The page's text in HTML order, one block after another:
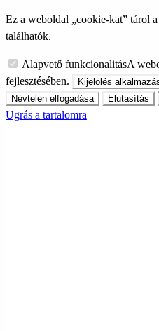
Ez a weboldal „cookie-kat” tárol
találhatók.
Alapvető funkcionalitásA
fejlesztésében.
Kijelölés
Névtelen elfogadása
Elutasítás
Ugrás a tartalomra